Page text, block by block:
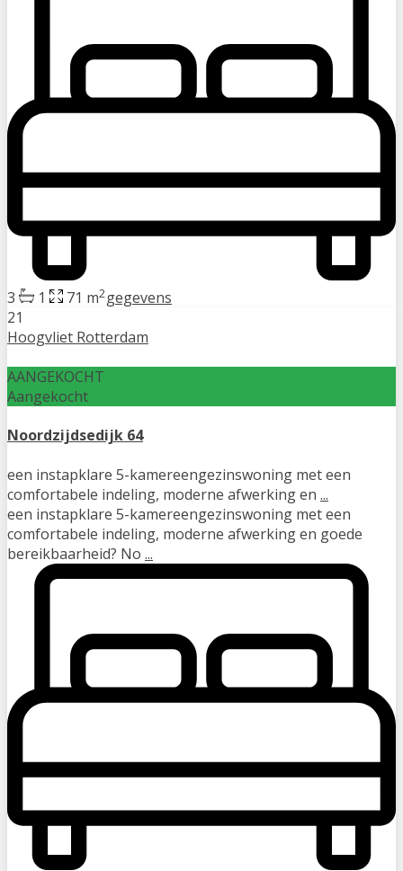
3 1 71 m2gegevens
21
Hoogvliet Rotterdam
AANGEKOCHT
Aangekocht
Noordzijdsedijk 64
een instapklare 5-kamereengezinswoning met een
comfortabele indeling, moderne afwerking en ...
een instapklare 5-kamereengezinswoning met een
comfortabele indeling, moderne afwerking en goede
bereikbaarheid? No ...